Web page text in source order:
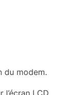
du modem.